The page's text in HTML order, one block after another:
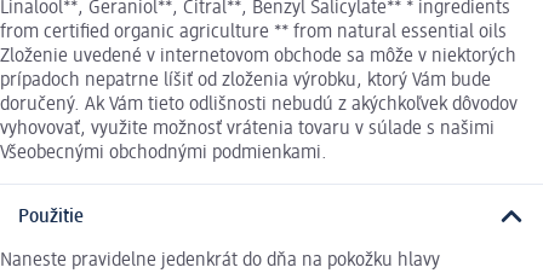
Linalool**, Geraniol**, Citral**, Benzyl Salicylate** * ingredients
from certified organic agriculture ** from natural essential oils
Zloženie uvedené v internetovom obchode sa môže v niektorých
prípadoch nepatrne líšiť od zloženia výrobku, ktorý Vám bude
doručený. Ak Vám tieto odlišnosti nebudú z akýchkoľvek dôvodov
vyhovovať, využite možnosť vrátenia tovaru v súlade s našimi
Všeobecnými obchodnými podmienkami.
Použitie
Naneste pravidelne jedenkrát do dňa na pokožku hlavy